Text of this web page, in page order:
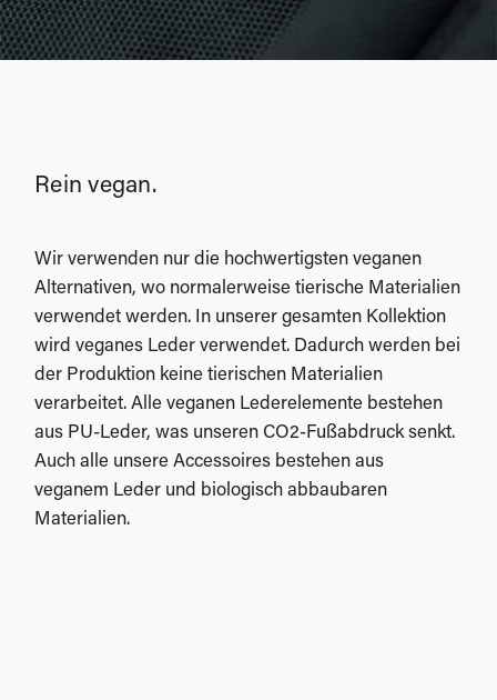
Rein vegan.
Wir verwenden nur die hochwertigsten veganen
Alternativen, wo normalerweise tierische Materialien
verwendet werden. In unserer gesamten Kollektion
wird veganes Leder verwendet. Dadurch werden bei
der Produktion keine tierischen Materialien
verarbeitet. Alle veganen Lederelemente bestehen
aus PU-Leder, was unseren CO2-Fußabdruck senkt.
Auch alle unsere Accessoires bestehen aus
veganem Leder und biologisch abbaubaren
Materialien.